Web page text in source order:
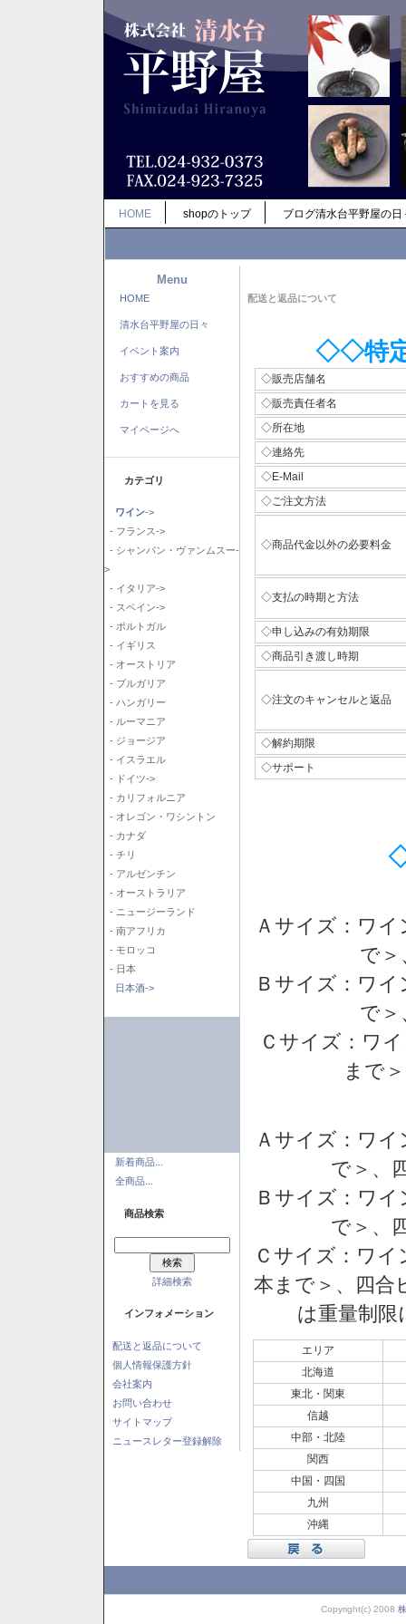
HOME shopのトップ ブログ清水台平野屋の日
Menu
HOME
清水台平野屋の日々
イベント案内
おすすめの商品
カートを見る
マイページへ
カテゴリ
ワイン->
- フランス->
- シャンパン・ヴァンムスー-
>
- イタリア->
- スペイン->
- ポルトガル
- イギリス
- オーストリア
- ブルガリア
- ハンガリー
- ルーマニア
- ジョージア
- イスラエル
- ドイツ->
- カリフォルニア
- オレゴン・ワシントン
- カナダ
- チリ
- アルゼンチン
- オーストラリア
- ニュージーランド
- 南アフリカ
- モロッコ
- 日本
日本酒->
新着商品...
全商品...
商品検索
詳細検索
インフォメーション
配送と返品について
個人情報保護方針
会社案内
お問い合わせ
サイトマップ
ニュースレター登録解除
配送と返品について
◇◇特
◇販売店舗名
◇販売責任者名
◇所在地
◇連絡先
◇E-Mail
◇ご注文方法
◇商品代金以外の必要料金
◇支払の時期と方法
◇申し込みの有効期限
◇商品引き渡し時期
◇注文のキャンセルと返品
◇解約期限
◇サポート
Ａサイズ：ワ
で
Ｂサイズ：ワ
で
Ｃサイズ：ワ
まで
Ａサイズ：ワ
で＞、
Ｂサイズ：ワ
で＞、
Ｃサイズ：ワイ
本まで＞、四
は重量制
エリア
北海道
東北・関東
信越
中部・北陸
関西
中国・四国
九州
沖縄
Copyright(c) 2008